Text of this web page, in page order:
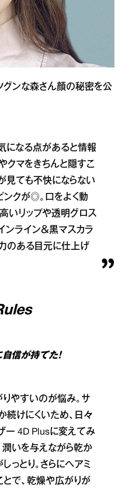
ンな森さん顔の秘密を公
になる点があると情報
クマをきちんと隠すこ
見ても不快にならない
ンクが◎。口をよく動
いリップや透明グロス
ンライン＆黒マスカラ
のある目元に仕上げ
信が持てた！
りやすいのが悩み。サ
続けにくいため、日々
ー 4D Plusに変えてみ
潤いを与えながら乾か
っとり。さらにヘアミ
とで、乾燥や広がりが